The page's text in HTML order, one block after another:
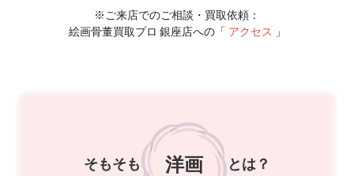
※ご来店でのご相談・買取依頼：
絵画骨董買取プロ 銀座店への「 アクセス 」
そもそも 洋画 とは？